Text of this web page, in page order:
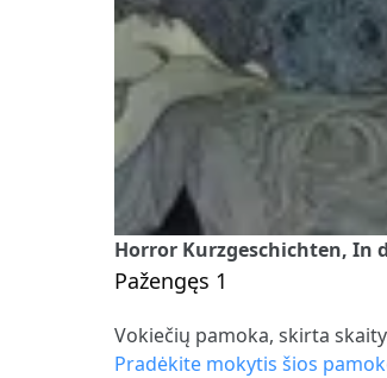
Horror Kurzgeschichten, In
Pažengęs 1
Vokiečių pamoka, skirta
Pradėkite mokytis šios